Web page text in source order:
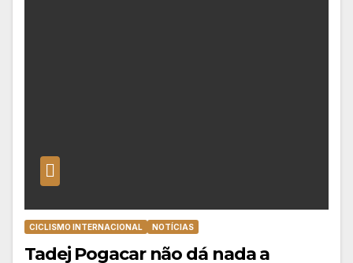
CICLISMO INTERNACIONAL NOTÍCIAS
Tadej Pogacar não dá nada a